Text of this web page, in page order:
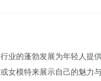
业的蓬勃发展为年轻人提
女模特来展示自己的魅力